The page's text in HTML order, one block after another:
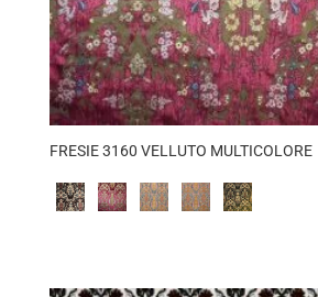
FRESIE 3160 VELLUTO MULTICOLORE